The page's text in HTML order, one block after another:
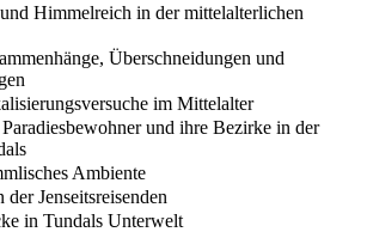
Himmelreich in der mittelalterlichen
Überschneidungen und
im Mittelalter
und ihre Bezirke in der
Ambiente
Jenseitsreisenden
in Tundals Unterwelt